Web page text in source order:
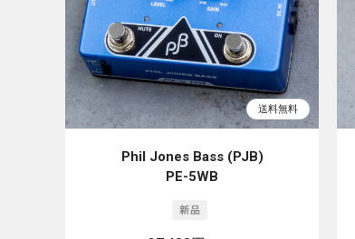
Phil Jones Bass (PJB)
PE-5WB